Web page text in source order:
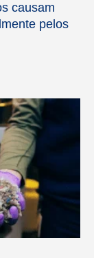
causam
pelos